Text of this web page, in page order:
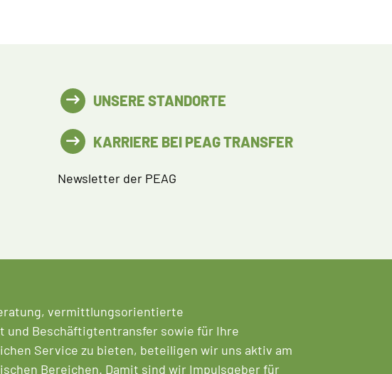
UNSERE STANDORTE
KARRIERE BEI PEAG TRANSFER
Newsletter der PEAG
vermittlungsorientierte
und Beschäftigtentransfer sowie für Ihre
Service zu bieten, beteiligen wir uns aktiv am
Bereichen. Damit sind wir Impulsgeber für